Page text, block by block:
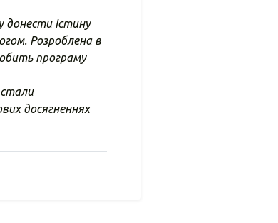
донести Істину
Розроблена в
програму
досягненнях